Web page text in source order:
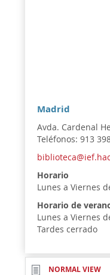
Madrid
Avda. Cardenal
Teléfonos: 913
Horario
Lunes a Viernes
Horario de
Lunes a Viernes
Tardes cerrado
NORMAL VIEW